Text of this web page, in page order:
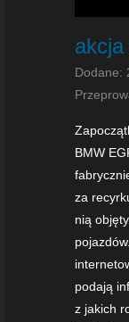
Dodane:
BMW
za
nią
podają
z jakich